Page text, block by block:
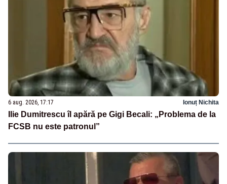
6 aug. 2026, 17:17 Ionuț Nichita
Ilie Dumitrescu îl apără pe Gigi Becali: „Problema de la
FCSB nu este patronul”